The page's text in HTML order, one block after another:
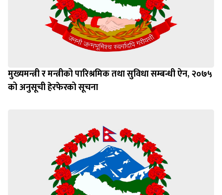
मुख्यमन्त्री र मन्त्रीको पारिश्रमिक तथा सुविधा सम्बन्धी ऐन, २०७५
को अनुसूची हेरफेरको सूचना